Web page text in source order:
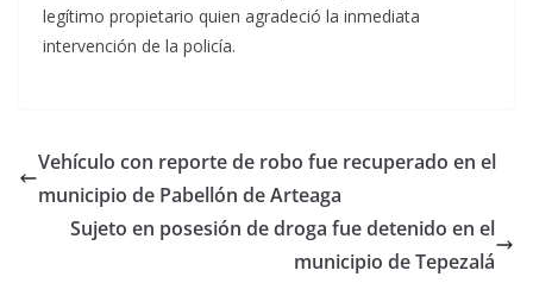
legítimo propietario quien agradeció la inmediata
intervención de la policía.
Vehículo con reporte de robo fue recuperado en el
municipio de Pabellón de Arteaga
Sujeto en posesión de droga fue detenido en el
municipio de Tepezalá